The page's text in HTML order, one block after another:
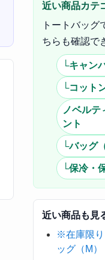
近い商品カテ
トートバッグ
ちらも確認で
└キャン
└コット
ノベルテ
ント
└バッグ
└保冷・
近い商品も見
※在庫限り
ッグ（M）